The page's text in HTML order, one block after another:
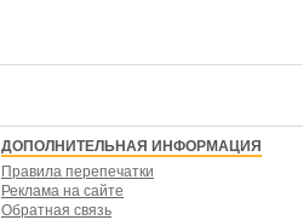
ДОПОЛНИТЕЛЬНАЯ ИНФОРМАЦИЯ
Правила перепечатки
Реклама на сайте
Обратная связь